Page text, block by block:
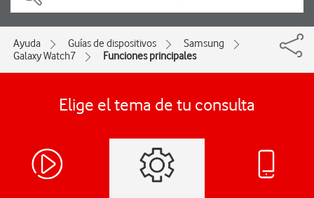
Ayuda Guías de dispositivos
Samsung
Galaxy Watch7
Funciones principales
Elige el tema de tu consulta